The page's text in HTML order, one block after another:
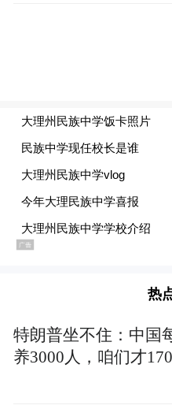
专版光刻卡、国风立
卡等全套191张卡牌
金、闪膜、逆向、
术，让收藏者在方
事。“我们在卡牌设
上还做了二创设计
人介绍。
热
特朗普坐不住：中国
养3000人，咱们才